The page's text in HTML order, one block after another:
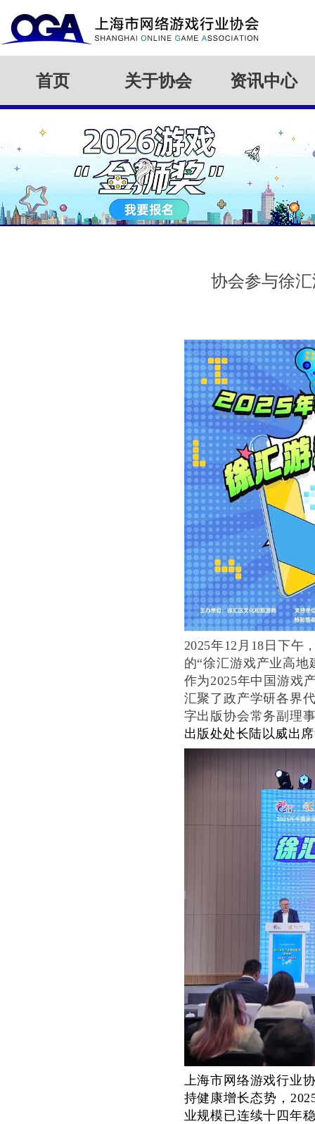
首页 关于协会 资讯中心
协会参与徐
2025年12月18日下午
的“徐汇游戏产业高
作为2025年中国游戏
汇聚了政产学研各界
字出版协会常务副理
出版处处长陆以威出
上海市网络游戏行业
持健康增长态势，
业规模已连续十四年